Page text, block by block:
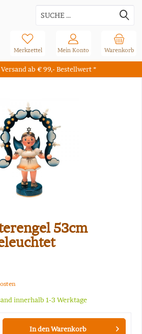
ab € 99,- Bestellwert *
Warenkorb
Merkzettel Mein Konto
53cm
innerhalb 1-3 Werktage
In denWarenkorb